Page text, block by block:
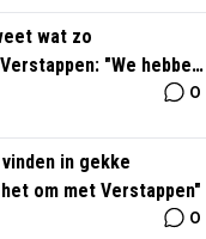
wat zo
"We hebben
0
in gekke
om met Verstappen"
0